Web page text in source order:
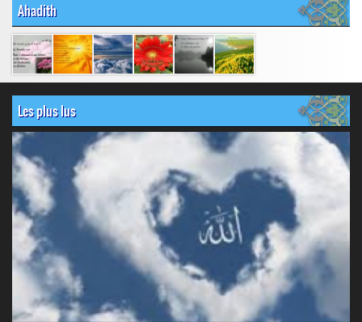
Ahadith
Les plus lus